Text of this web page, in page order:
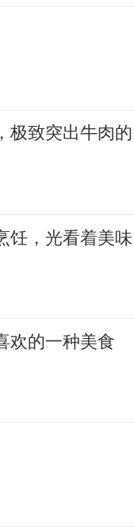
极致突出牛肉的
饪，光看着美味
欢的一种美食